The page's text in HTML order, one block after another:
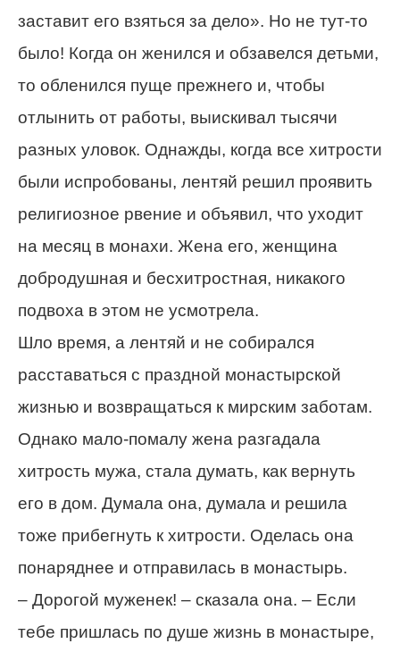
заставит его взяться за дело». Но не тут-то
было! Когда он женился и обзавелся детьми,
то обленился пуще прежнего и, чтобы
отлынить от работы, выискивал тысячи
разных уловок. Однажды, когда все хитрости
были испробованы, лентяй решил проявить
религиозное рвение и объявил, что уходит
на месяц в монахи. Жена его, женщина
добродушная и бесхитростная, никакого
подвоха в этом не усмотрела.
Шло время, а лентяй и не собирался
расставаться с праздной монастырской
жизнью и возвращаться к мирским заботам.
Однако мало-помалу жена разгадала
хитрость мужа, стала думать, как вернуть
его в дом. Думала она, думала и решила
тоже прибегнуть к хитрости. Оделась она
понаряднее и отправилась в монастырь.
– Дорогой муженек! – сказала она. – Если
тебе пришлась по душе жизнь в монастыре,